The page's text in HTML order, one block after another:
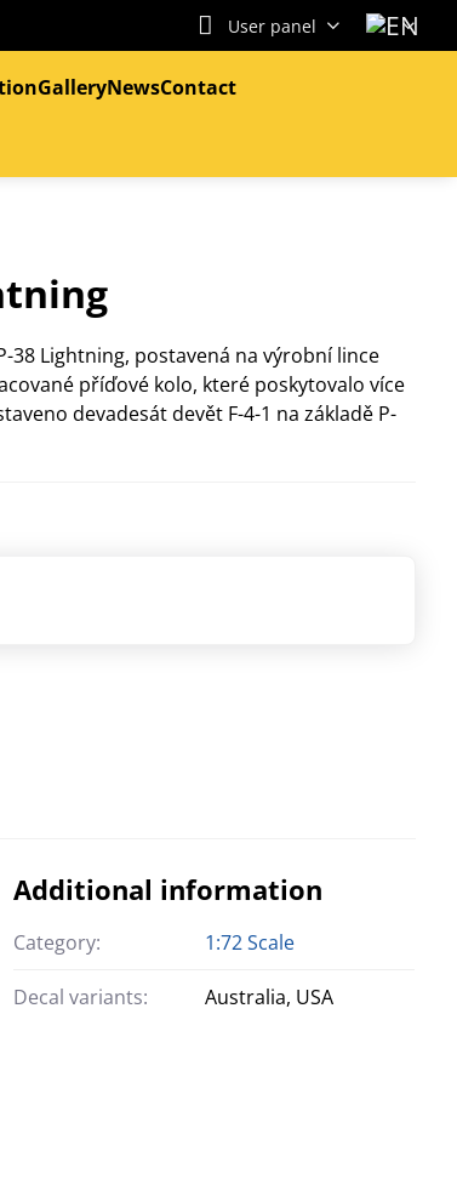
User panel
GalleryNewsContact
38 Lightning, postavená na výrobní lince
příďové kolo, které poskytovalo více
devadesát devět F-4-1 na základě P-
Additional information
Category: 1:72 Scale
Decal variants: Australia, USA